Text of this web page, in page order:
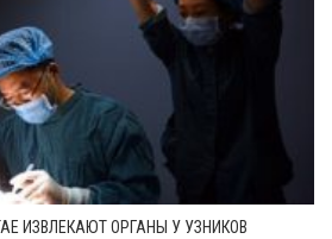
ИЗВЛЕКАЮТ ОРГАНЫ У УЗНИКОВ